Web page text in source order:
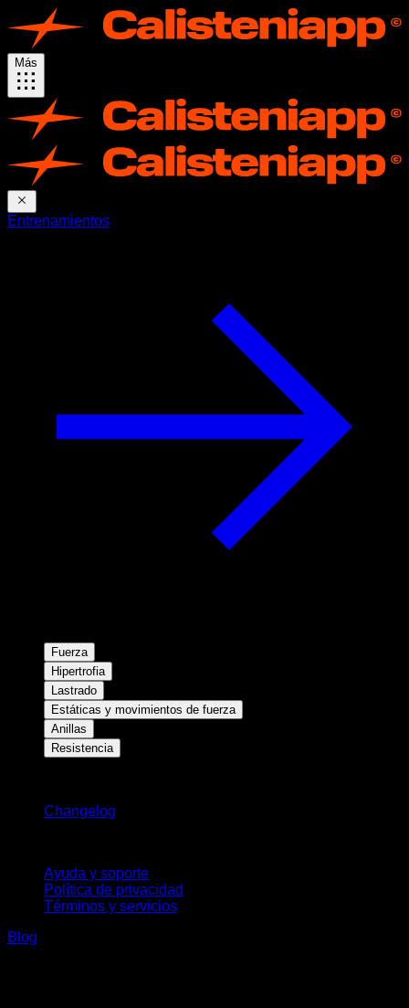
Más
Entrenamientos
Fuerza
Hipertrofia
Lastrado
Estáticas y movimientos de fuerza
Anillas
Resistencia
Changelog
Ayuda y soporte
Política de privacidad
Términos y servicios
Blog